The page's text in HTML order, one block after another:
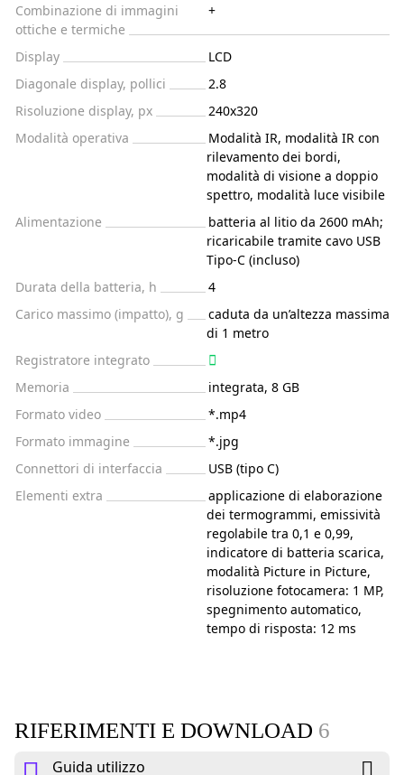
Combinazione di immagini
ottiche e termiche
+
Display
LCD
Diagonale display, pollici
2.8
Risoluzione display, px
240x320
Modalità operativa
Modalità IR, modalità IR con
rilevamento dei bordi,
modalità di visione a doppio
spettro, modalità luce visibile
Alimentazione
batteria al litio da 2600 mAh;
ricaricabile tramite cavo USB
Tipo-C (incluso)
Durata della batteria, h
4
Carico massimo (impatto), g
caduta da un’altezza massima
di 1 metro
Registratore integrato
Memoria
integrata, 8 GB
Formato video
*.mp4
Formato immagine
*.jpg
Connettori di interfaccia
USB (tipo C)
Elementi extra
applicazione di elaborazione
dei termogrammi, emissività
regolabile tra 0,1 e 0,99,
indicatore di batteria scarica,
modalità Picture in Picture,
risoluzione fotocamera: 1 MP,
spegnimento automatico,
tempo di risposta: 12 ms
RIFERIMENTI E DOWNLOAD 6
Guida utilizzo